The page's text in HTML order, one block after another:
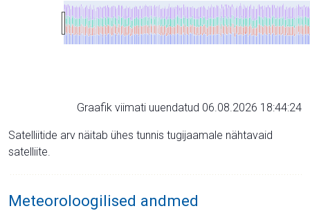
Graafik viimati uuendatud 06.08.2026 18:44:24
Satelliitide arv näitab ühes tunnis tugijaamale nähtavaid
satelliite.
Meteoroloogilised andmed